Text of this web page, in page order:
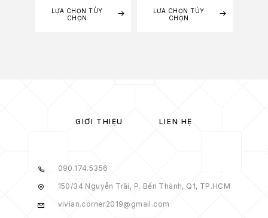
LỰA CHỌN TÙY
CHỌN
LỰA CHỌN TÙY
CHỌN
GIỚI THIỆU LIÊN HỆ
090.174.5356
150/34 Nguyễn Trãi, P. Bến Thành, Q1, TP.HCM
vivian.corner2019@gmail.com